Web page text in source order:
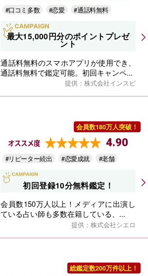
#口コミ多数 #恋愛 #通話料無料
最大15,000円分のポイントプレゼ
ント
通話料無料のスマホアプリが使用でき、
通話料無料で鑑定可能。初回キャンペ...
提供：株式会社インスピ
会員数180万人突破！
オススメ度 4.90
#リピーター続出 #恋愛成就 #老舗
初回登録10分無料鑑定！
会員数150万人以上！メディアに出演し
ている占い師も多数在籍している、...
提供：株式会社シエロ
総鑑定数200万件以上！